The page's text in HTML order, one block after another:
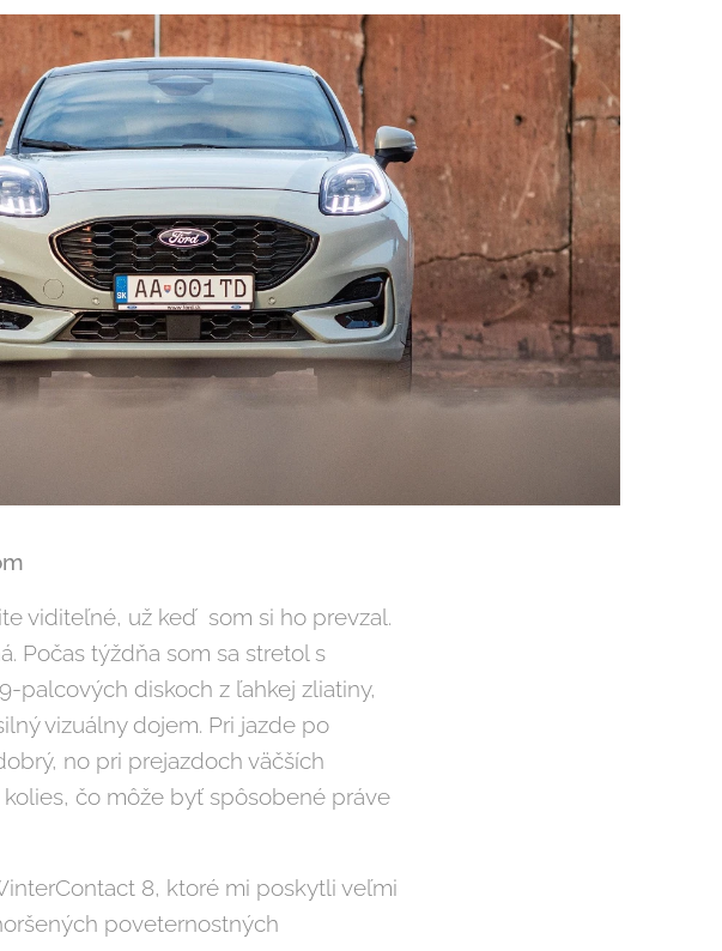
viditeľné, už keď som si ho prevzal.
Počas týždňa som sa stretol s
palcových diskoch z ľahkej zliatiny,
vizuálny dojem. Pri jazde po
no pri prejazdoch väčších
čo môže byť spôsobené práve
8, ktoré mi poskytli veľmi
poveternostných